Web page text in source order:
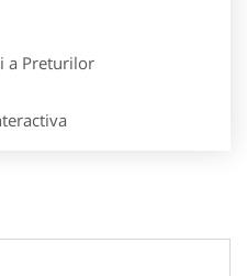
Preturilor